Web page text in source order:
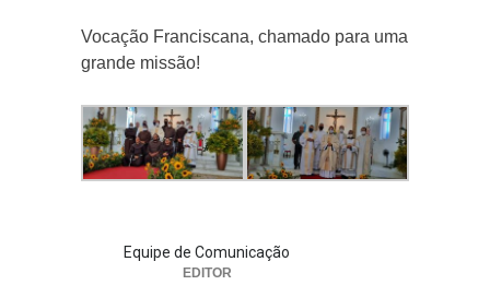
Vocação Franciscana, chamado para uma
grande missão!
Equipe de Comunicação
EDITOR